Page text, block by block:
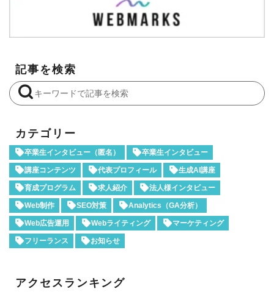
記事を検索
カテゴリー
卒業生インタビュー（匿名） 卒業生インタビュー
講座コンテンツ 代表プロフィール 生成AI講座
育成プログラム 求人紹介 法人様インタビュー
Web制作 SEO対策 Analytics（GA分析）
Web広告運用 Webライティング マーケティング
フリーランス お知らせ
アクセスランキング